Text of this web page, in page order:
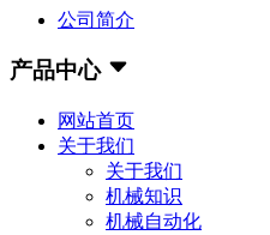
公司简介
产品中心
网站首页
关于我们
关于我们
机械知识
机械自动化